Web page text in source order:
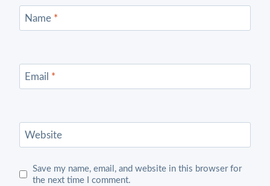
Name *
Email *
Website
Save my name, email, and website in this browser for
the next time I comment.